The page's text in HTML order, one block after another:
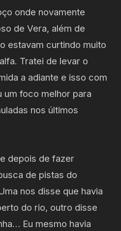
onde novamente
de Vera, além de
estavam curtindo muito
Tratei de levar o
a adiante e isso com
foco melhor para
nos últimos
depois de fazer
de pistas do
nos disse que havia
do rio, outro disse
Eu mesmo havia